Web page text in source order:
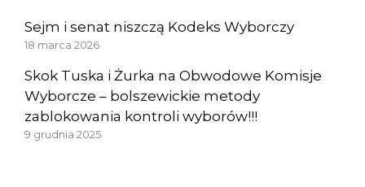
Sejm i senat niszczą Kodeks Wyborczy
18 marca 2026
Skok Tuska i Żurka na Obwodowe Komisje
Wyborcze – bolszewickie metody
zablokowania kontroli wyborów!!!
9 grudnia 2025